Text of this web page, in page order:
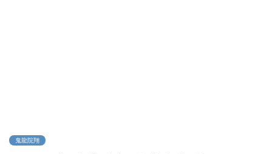
鬼龍院翔